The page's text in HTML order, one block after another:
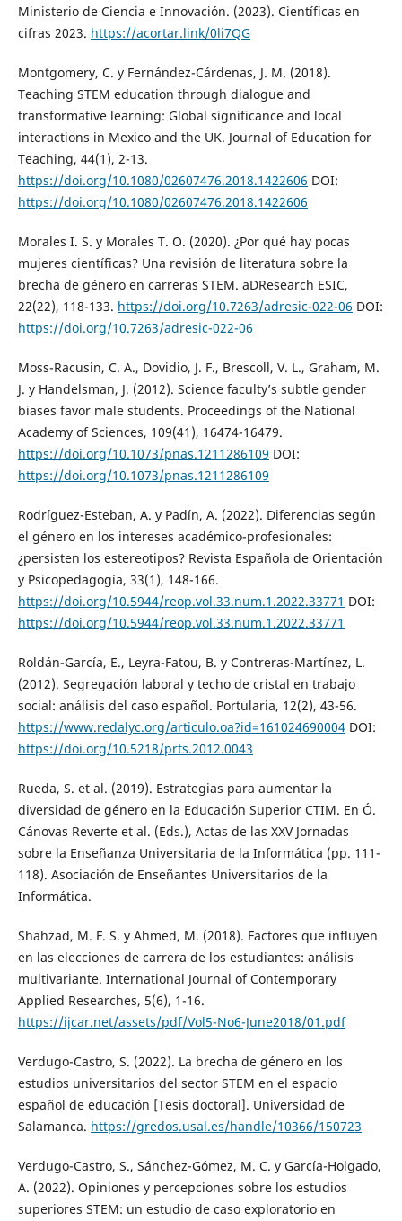
Ministerio de Ciencia e Innovación. (2023). Científicas en
cifras 2023. https://acortar.link/0li7QG
Montgomery, C. y Fernández-Cárdenas, J. M. (2018).
Teaching STEM education through dialogue and
transformative learning: Global significance and local
interactions in Mexico and the UK. Journal of Education for
Teaching, 44(1), 2-13.
https://doi.org/10.1080/02607476.2018.1422606 DOI:
https://doi.org/10.1080/02607476.2018.1422606
Morales I. S. y Morales T. O. (2020). ¿Por qué hay pocas
mujeres científicas? Una revisión de literatura sobre la
brecha de género en carreras STEM. aDResearch ESIC,
22(22), 118-133. https://doi.org/10.7263/adresic-022-06 DOI:
https://doi.org/10.7263/adresic-022-06
Moss-Racusin, C. A., Dovidio, J. F., Brescoll, V. L., Graham, M.
J. y Handelsman, J. (2012). Science faculty’s subtle gender
biases favor male students. Proceedings of the National
Academy of Sciences, 109(41), 16474-16479.
https://doi.org/10.1073/pnas.1211286109 DOI:
https://doi.org/10.1073/pnas.1211286109
Rodríguez-Esteban, A. y Padín, A. (2022). Diferencias según
el género en los intereses académico-profesionales:
¿persisten los estereotipos? Revista Española de Orientación
y Psicopedagogía, 33(1), 148-166.
https://doi.org/10.5944/reop.vol.33.num.1.2022.33771 DOI:
https://doi.org/10.5944/reop.vol.33.num.1.2022.33771
Roldán-García, E., Leyra-Fatou, B. y Contreras-Martínez, L.
(2012). Segregación laboral y techo de cristal en trabajo
social: análisis del caso español. Portularia, 12(2), 43-56.
https://www.redalyc.org/articulo.oa?id=161024690004DOI:
https://doi.org/10.5218/prts.2012.0043
Rueda, S. et al. (2019). Estrategias para aumentar la
diversidad de género en la Educación Superior CTIM. En Ó.
Cánovas Reverte et al. (Eds.), Actas de las XXV Jornadas
sobre la Enseñanza Universitaria de la Informática (pp. 111-
118). Asociación de Enseñantes Universitarios de la
Informática.
Shahzad, M. F. S. y Ahmed, M. (2018). Factores que influyen
en las elecciones de carrera de los estudiantes: análisis
multivariante. International Journal of Contemporary
Applied Researches, 5(6), 1-16.
https://ijcar.net/assets/pdf/Vol5-No6-June2018/01.pdf
Verdugo-Castro, S. (2022). La brecha de género en los
estudios universitarios del sector STEM en el espacio
español de educación [Tesis doctoral]. Universidad de
Salamanca. https://gredos.usal.es/handle/10366/150723
Verdugo-Castro, S., Sánchez-Gómez, M. C. y García-Holgado,
A. (2022). Opiniones y percepciones sobre los estudios
superiores STEM: un estudio de caso exploratorio en